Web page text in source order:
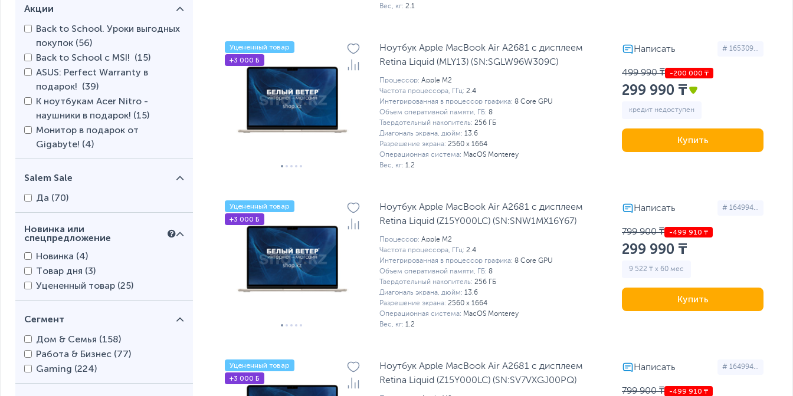
Акции
Back to School. Уроки выгодных
покупок (56)
Back to School с MSI! (15)
ASUS: Perfect Warranty в
подарок! (39)
К ноутбукам Acer Nitro -
наушники в подарок! (15)
Монитор в подарок от
Gigabyte! (4)
Salem Sale
Да (70)
Новинка или
спецпредложение
Новинка (4)
Товар дня (3)
Уцененный товар (25)
Сегмент
Дом & Семья (158)
Работа & Бизнес (77)
Gaming (224)
Вес, кг: 2.1
Уцененный товар
+3 000 Б
Ноутбук Apple MacBook Air A2681 с дисплеем
Retina Liquid (MLY13) (SN:SGLW96W309C)
Процессор: Apple M2
Частота процессора, ГГц: 2.4
Интегрированная в процессор графика: 8 Core GPU
Объем оперативной памяти, ГБ: 8
Твердотельный накопитель: 256 ГБ
Диагональ экрана, дюйм: 13.6
Разрешение экрана: 2560 x 1664
Операционная система: MacOS Monterey
Вес, кг: 1.2
# 165309...
499 990 ₸
299 990 ₸
кредит недоступен
Купить
Уцененный товар
+3 000 Б
Ноутбук Apple MacBook Air A2681 с дисплеем
Retina Liquid (Z15Y000LC) (SN:SNW1MX16Y67)
Процессор: Apple M2
Частота процессора, ГГц: 2.4
Интегрированная в процессор графика: 8 Core GPU
Объем оперативной памяти, ГБ: 8
Твердотельный накопитель: 256 ГБ
Диагональ экрана, дюйм: 13.6
Разрешение экрана: 2560 x 1664
Операционная система: MacOS Monterey
Вес, кг: 1.2
# 164994...
799 900 ₸
299 990 ₸
9 522 ₸ x 60 мес
Купить
Уцененный товар
+3 000 Б
Ноутбук Apple MacBook Air A2681 с дисплеем
Retina Liquid (Z15Y000LC) (SN:SV7VXGJ00PQ)
# 164994...
799 900 ₸